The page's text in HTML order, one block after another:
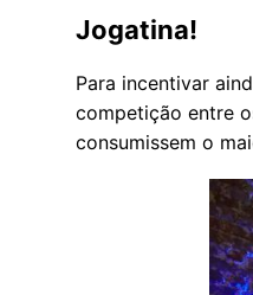
Jogatina!
Para incentivar
competição entre
consumissem o